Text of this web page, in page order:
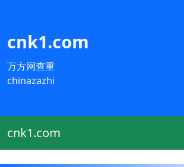
cnk1.com
万方网查重
chinazazhi
cnk1.com